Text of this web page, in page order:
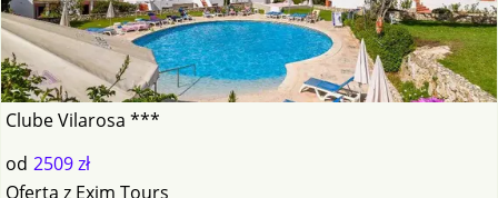
Clube Vilarosa ***
od 2509 zł
Oferta z Exim Tours